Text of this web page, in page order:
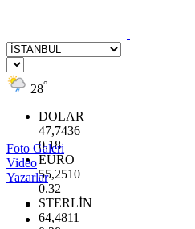
28°
DOLAR
47,7436
0.18
EURO
55,2510
0.32
STERLİN
64,4811
Foto Galeri
Video
Yazarlar